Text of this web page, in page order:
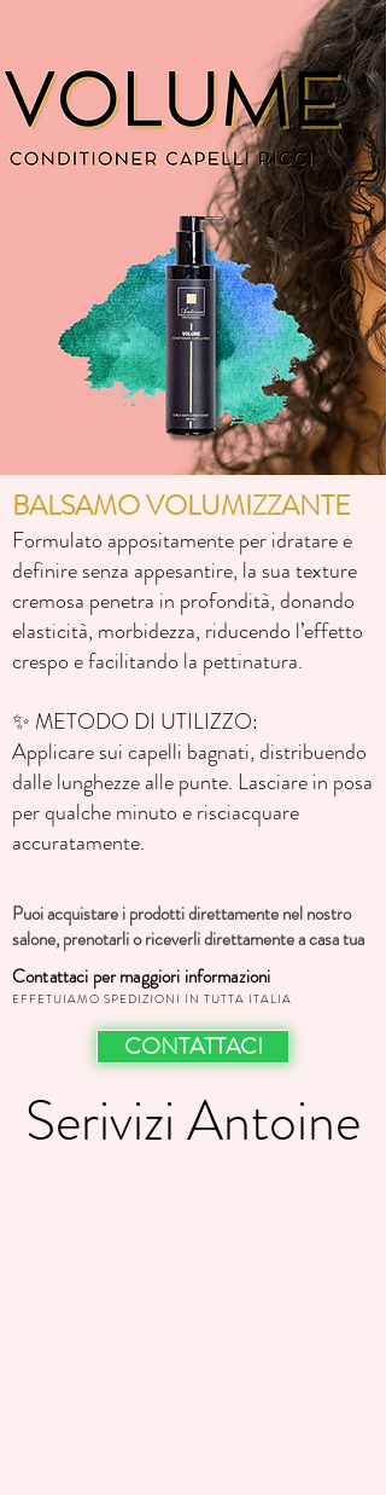
BALSAMO VOLUMIZZANTE
Formulato appositamente per idratare e
definire senza appesantire, la sua texture
cremosa penetra in profondità, donando
elasticità, morbidezza, riducendo l’effetto
crespo e facilitando la pettinatura.
✨ METODO DI UTILIZZO:
Applicare sui capelli bagnati, distribuendo
dalle lunghezze alle punte. Lasciare in posa
per qualche minuto e risciacquare
accuratamente.
Puoi acquistare i prodotti direttamente nel nostro
salone, prenotarli o riceverli direttamente a casa tua
Contattaci per maggiori informazioni
EFFETUIAMO SPEDIZIONI IN TUTTA ITALIA
CONTATTACI
Serivizi Antoine
Serivizi Antoine